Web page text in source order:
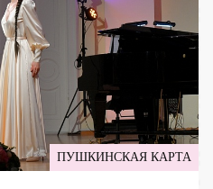
ПУШКИНСКАЯ КАРТА